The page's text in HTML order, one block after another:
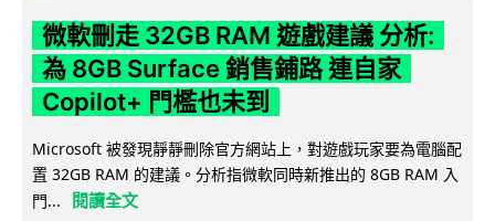
微軟刪走 32GB RAM 遊戲建議 分析:
為 8GB Surface 銷售鋪路 連自家
Copilot+ 門檻也未到
Microsoft 被發現靜靜刪除官方網站上，對遊戲玩家要為電腦配
置 32GB RAM 的建議。分析指微軟同時新推出的 8GB RAM 入
門...
閱讀全文